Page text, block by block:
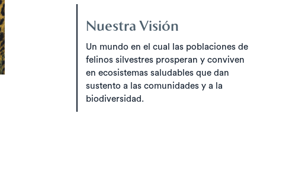
Nuestra Visión
Un mundo en el cual las poblaciones de
felinos silvestres prosperan y conviven
en ecosistemas saludables que dan
sustento a las comunidades y a la
biodiversidad.